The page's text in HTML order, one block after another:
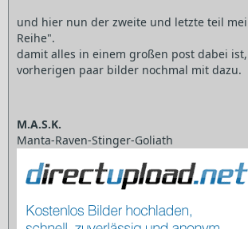
und hier nun der zweite und letzte teil
Reihe".
damit alles in einem großen post dabei
vorherigen paar bilder nochmal mit dazu.
M.A.S.K.
Manta-Raven-Stinger-Goliath